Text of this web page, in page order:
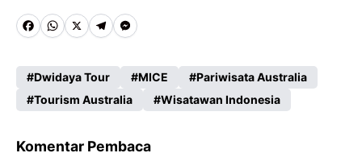
Fa
b
o
W
ts
A
X
Te
gr
a
M
se
n
Dwidaya Tour MICE
Pariwisata Australia
Tourism Australia
Wisatawan Indonesia
Komentar Pembaca